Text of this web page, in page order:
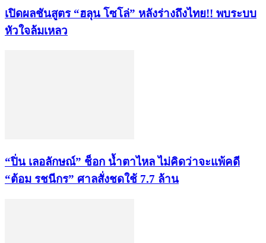
เปิดผลชันสูตร “ฮลุน โซโล่” หลังร่างถึงไทย!! พบระบบ
หัวใจล้มเหลว
“ปิ่น เลอลักษณ์” ช็อก น้ำตาไหล ไม่คิดว่าจะแพ้คดี
“ต้อม รชนีกร” ศาลสั่งชดใช้ 7.7 ล้าน